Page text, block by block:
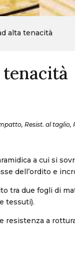
alta tenacità
Resist. al taglio,
a cui si
dell’ordito e
tra due fogli di
tessuti).
resistenza a